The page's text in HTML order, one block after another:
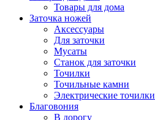
Товары для дома
Заточка ножей
Аксессуары
Для заточки
Мусаты
Станок для заточки
Точилки
Точильные камни
Электрические точилки
Благовония
В дорогу